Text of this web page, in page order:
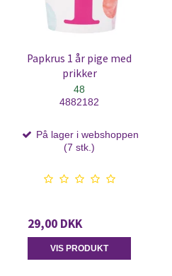
Papkrus 1 år pige med
prikker
48
4882182
På lager i webshoppen
(7 stk.)
29,00 DKK
VIS PRODUKT